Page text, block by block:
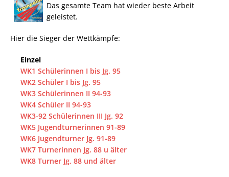
Das gesamte Team hat wieder beste Arbeit
geleistet.
Hier die Sieger der Wettkämpfe:
Einzel
WK1 Schülerinnen I bis Jg. 95
WK2 Schüler I bis Jg. 95
WK3 Schülerinnen II 94-93
WK4 Schüler II 94-93
WK3-92 Schülerinnen III Jg. 92
WK5 Jugendturnerinnen 91-89
WK6 Jugendturner Jg. 91-89
WK7 Turnerinnen Jg. 88 u älter
WK8 Turner Jg. 88 und älter